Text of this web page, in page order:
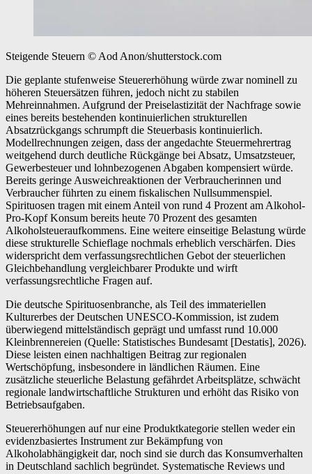
Steigende Steuern © Aod Anon/shutterstock.com
Die geplante stufenweise Steuererhöhung würde zwar nominell zu
höheren Steuersätzen führen, jedoch nicht zu stabilen
Mehreinnahmen. Aufgrund der Preiselastizität der Nachfrage sowie
eines bereits bestehenden kontinuierlichen strukturellen
Absatzrückgangs schrumpft die Steuerbasis kontinuierlich.
Modellrechnungen zeigen, dass der angedachte Steuermehrertrag
weitgehend durch deutliche Rückgänge bei Absatz, Umsatzsteuer,
Gewerbesteuer und lohnbezogenen Abgaben kompensiert würde.
Bereits geringe Ausweichreaktionen der Verbraucherinnen und
Verbraucher führten zu einem fiskalischen Nullsummenspiel.
Spirituosen tragen mit einem Anteil von rund 4 Prozent am Alkohol-
Pro-Kopf Konsum bereits heute 70 Prozent des gesamten
Alkoholsteueraufkommens. Eine weitere einseitige Belastung würde
diese strukturelle Schieflage nochmals erheblich verschärfen. Dies
widerspricht dem verfassungsrechtlichen Gebot der steuerlichen
Gleichbehandlung vergleichbarer Produkte und wirft
verfassungsrechtliche Fragen auf.
Die deutsche Spirituosenbranche, als Teil des immateriellen
Kulturerbes der Deutschen UNESCO-Kommission, ist zudem
überwiegend mittelständisch geprägt und umfasst rund 10.000
Kleinbrennereien (Quelle: Statistisches Bundesamt [Destatis], 2026).
Diese leisten einen nachhaltigen Beitrag zur regionalen
Wertschöpfung, insbesondere in ländlichen Räumen. Eine
zusätzliche steuerliche Belastung gefährdet Arbeitsplätze, schwächt
regionale landwirtschaftliche Strukturen und erhöht das Risiko von
Betriebsaufgaben.
Steuererhöhungen auf nur eine Produktkategorie stellen weder ein
evidenzbasiertes Instrument zur Bekämpfung von
Alkoholabhängigkeit dar, noch sind sie durch das Konsumverhalten
in Deutschland sachlich begründet. Systematische Reviews und